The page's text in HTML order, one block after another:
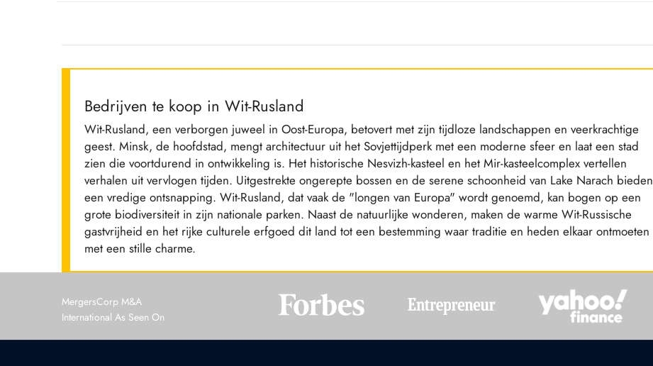
Bedrijven te koop in Wit-Rusland
Wit-Rusland, een verborgen juweel in Oost-Europa, betovert met zijn tijdloze landschappen en veerkrachtige
geest. Minsk, de hoofdstad, mengt architectuur uit het Sovjettijdperk met een moderne sfeer en laat een stad
zien die voortdurend in ontwikkeling is. Het historische Nesvizh-kasteel en het Mir-kasteelcomplex vertellen
verhalen uit vervlogen tijden. Uitgestrekte ongerepte bossen en de serene schoonheid van Lake Narach bieden
een vredige ontsnapping. Wit-Rusland, dat vaak de "longen van Europa" wordt genoemd, kan bogen op een
grote biodiversiteit in zijn nationale parken. Naast de natuurlijke wonderen, maken de warme Wit-Russische
gastvrijheid en het rijke culturele erfgoed dit land tot een bestemming waar traditie en heden elkaar ontmoeten
met een stille charme.
MergersCorp M&A
International As Seen On